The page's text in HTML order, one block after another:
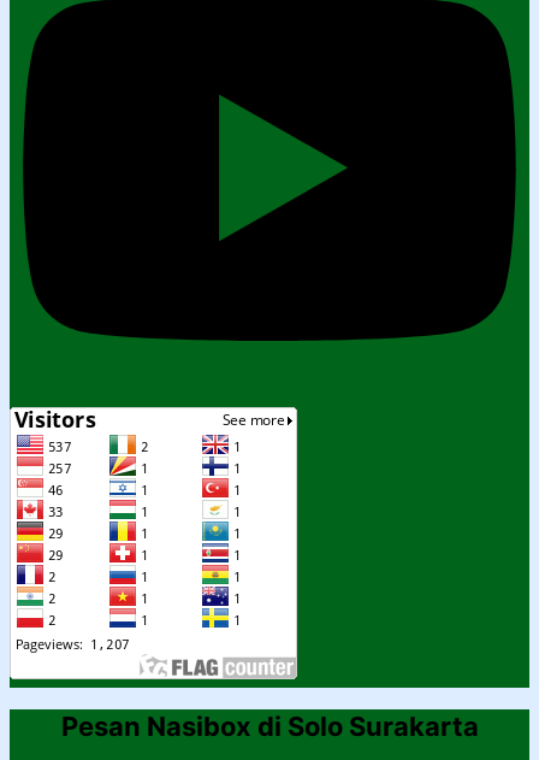
Pesan Nasibox di Solo Surakarta